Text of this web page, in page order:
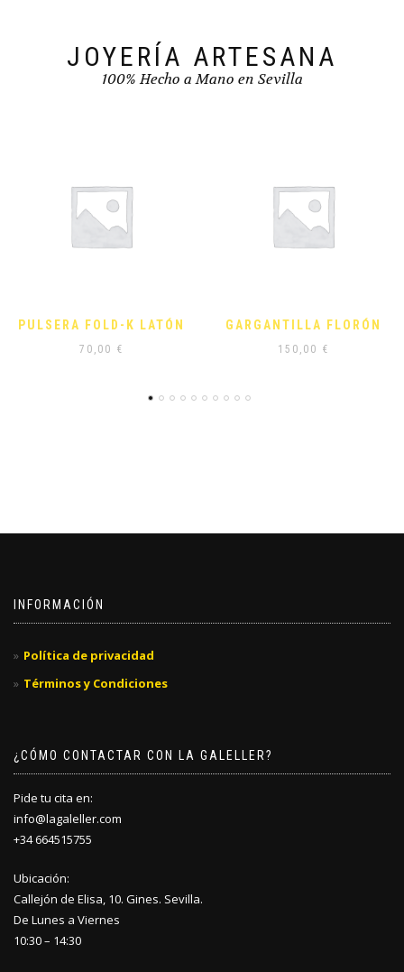
JOYERÍA ARTESANA
100% Hecho a Mano en Sevilla
GARGANTILLA FLORÓN
150,00€
ANILLO GOTAS
60,00 €
INFORMACIÓN
Política de privacidad
Términos y Condiciones
¿CÓMO CONTACTAR CON LA GALELLER?
Pide tu cita en:
info@lagaleller.com
+34 664515755
Ubicación:
Callejón de Elisa, 10. Gines. Sevilla.
De Lunes a Viernes
10:30 – 14:30